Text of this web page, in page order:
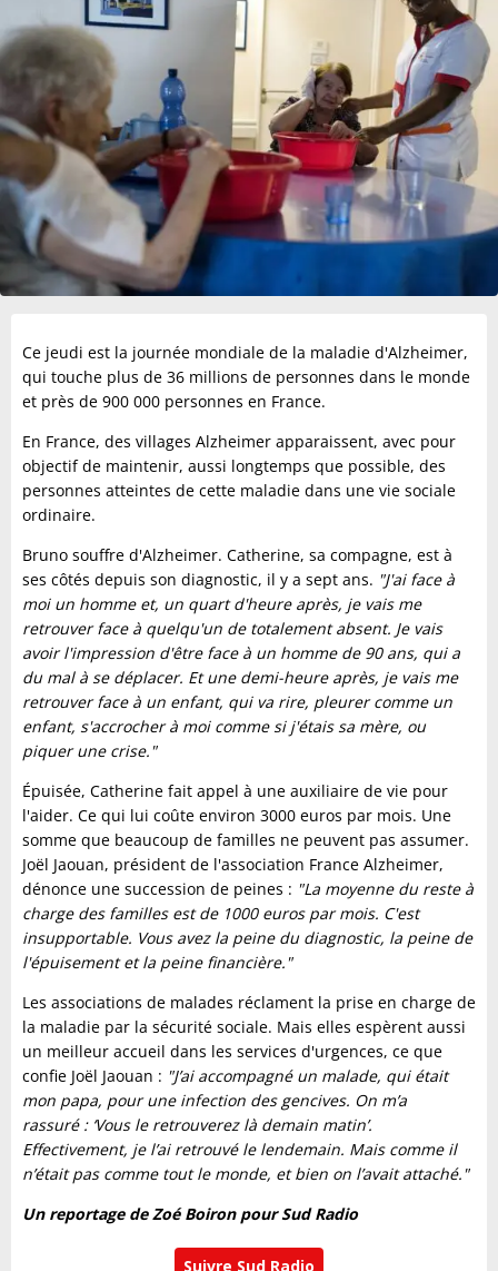
Ce jeudi est la journée mondiale de la maladie d'Alzheimer,
qui touche plus de 36 millions de personnes dans le monde
et près de 900 000 personnes en France.
En France, des villages Alzheimer apparaissent, avec pour
objectif de maintenir, aussi longtemps que possible, des
personnes atteintes de cette maladie dans une vie sociale
ordinaire.
Bruno souffre d'Alzheimer. Catherine, sa compagne, est à
ses côtés depuis son diagnostic, il y a sept ans. "J'ai face à
moi un homme et, un quart d'heure après, je vais me
retrouver face à quelqu'un de totalement absent. Je vais
avoir l'impression d'être face à un homme de 90 ans, qui a
du mal à se déplacer. Et une demi-heure après, je vais me
retrouver face à un enfant, qui va rire, pleurer comme un
enfant, s'accrocher à moi comme si j'étais sa mère, ou
piquer une crise."
Épuisée, Catherine fait appel à une auxiliaire de vie pour
l'aider. Ce qui lui coûte environ 3000 euros par mois. Une
somme que beaucoup de familles ne peuvent pas assumer.
Joël Jaouan, président de l'association France Alzheimer,
dénonce une succession de peines : "La moyenne du reste à
charge des familles est de 1000 euros par mois. C'est
insupportable. Vous avez la peine du diagnostic, la peine de
l'épuisement et la peine financière."
Les associations de malades réclament la prise en charge de
la maladie par la sécurité sociale. Mais elles espèrent aussi
un meilleur accueil dans les services d'urgences, ce que
confie Joël Jaouan : "J’ai accompagné un malade, qui était
mon papa, pour une infection des gencives. On m’a
rassuré : ‘Vous le retrouverez là demain matin’.
Effectivement, je l’ai retrouvé le lendemain. Mais comme il
n’était pas comme tout le monde, et bien on l’avait attaché."
Un reportage de Zoé Boiron pour Sud Radio
Suivre Sud Radio